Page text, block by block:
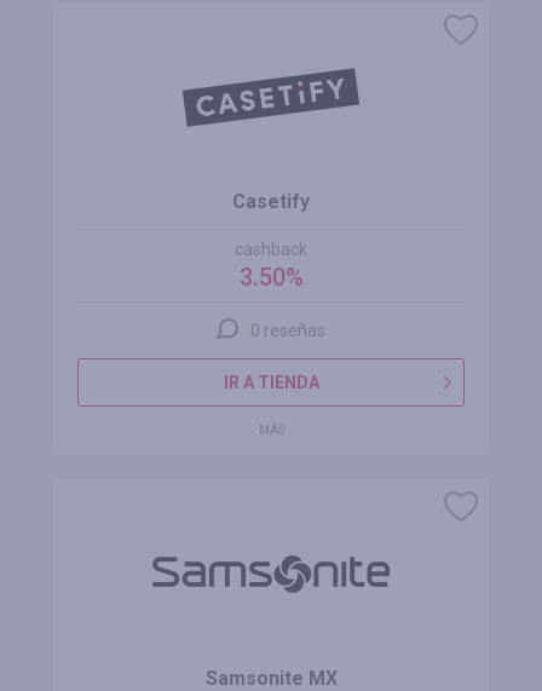
Casetify
cashback
3.50%
0 reseñas
IR A TIENDA
MÁS
Samsonite MX